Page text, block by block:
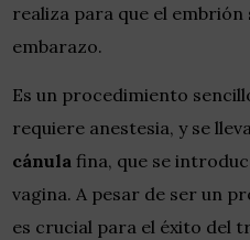
realiza para que el embrión
embarazo.
Es un procedimiento
requiere anestesia, y se
cánula fina, que se
vagina. A pesar de ser un
es crucial para el éxito del